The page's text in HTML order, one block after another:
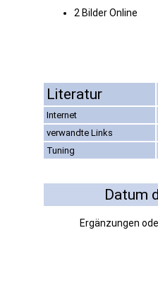
2 Bilder Online
Literatur
Internet
verwandte Links
Tuning
Datum
Ergänzungen